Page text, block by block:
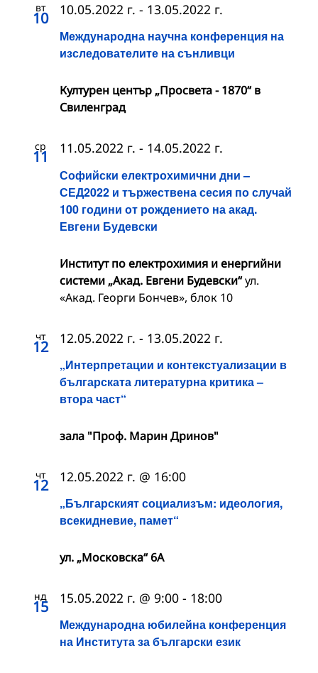
вт
10
Международна научна конференция на
изследователите на сънливци
10.05.2022 г. - 13.05.2022 г.
Културен център „Просвета - 1870“ в
Свиленград
ср
11
Софийски електрохимични дни –
СЕД2022 и тържествена сесия по случай
100 години от рождението на акад.
Евгени Будевски
11.05.2022 г. - 14.05.2022 г.
Институт по електрохимия и енергийни
системи „Акад. Евгени Будевски“ул.
«Акад. Георги Бончев», блок 10
чт
12
„Интерпретации и контекстуализации в
българската литературна критика –
втора част“
12.05.2022 г. - 13.05.2022 г.
зала "Проф. Марин Дринов"
чт
12
„Българският социализъм: идеология,
всекидневие, памет“
12.05.2022 г. @ 16:00
ул. „Московска“ 6А
нд
15
Международна юбилейна конференция
на Института за български език
15.05.2022 г. @ 9:00 - 18:00